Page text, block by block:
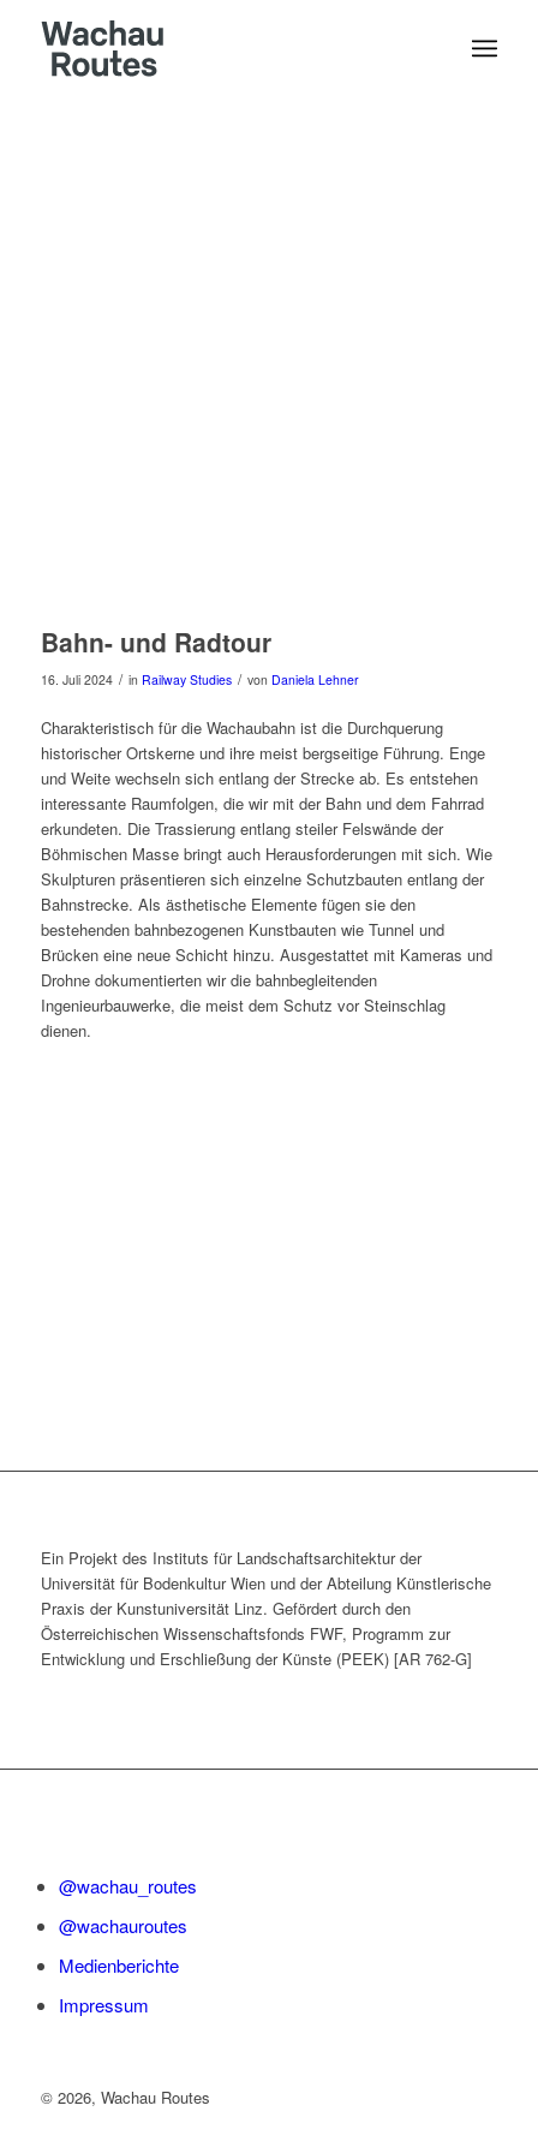
Bahn- und Radtour
16. Juli 2024 / in Railway Studies / von Daniela Lehner
Charakteristisch für die Wachaubahn ist die Durchquerung
historischer Ortskerne und ihre meist bergseitige Führung. Enge
und Weite wechseln sich entlang der Strecke ab. Es entstehen
interessante Raumfolgen, die wir mit der Bahn und dem Fahrrad
erkundeten. Die Trassierung entlang steiler Felswände der
Böhmischen Masse bringt auch Herausforderungen mit sich. Wie
Skulpturen präsentieren sich einzelne Schutzbauten entlang der
Bahnstrecke. Als ästhetische Elemente fügen sie den
bestehenden bahnbezogenen Kunstbauten wie Tunnel und
Brücken eine neue Schicht hinzu. Ausgestattet mit Kameras und
Drohne dokumentierten wir die bahnbegleitenden
Ingenieurbauwerke, die meist dem Schutz vor Steinschlag
dienen.
Ein Projekt des Instituts für Landschaftsarchitektur der
Universität für Bodenkultur Wien und der Abteilung Künstlerische
Praxis der Kunst­universität Linz. Gefördert durch den
Österreichischen Wissenschaftsfonds FWF, Programm zur
Entwicklung und Erschließung der Künste (PEEK) [AR 762-G]
© 2026, Wachau Routes
@wachau_routes
@wachauroutes
Medienberichte
Impressum